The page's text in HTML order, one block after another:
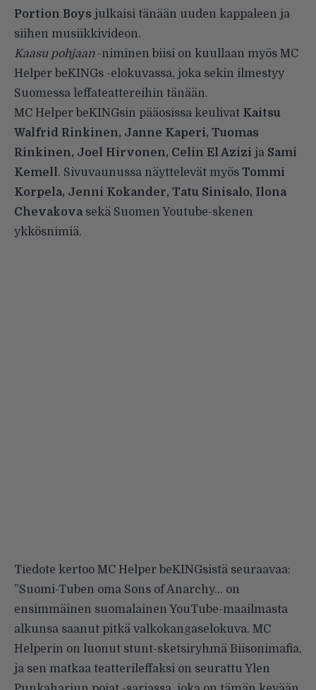
Portion Boys julkaisi tänään uuden kappaleen ja
siihen musiikkivideon.
Kaasu pohjaan-niminen biisi on kuullaan myös MC
Helper beKINGs -elokuvassa, joka sekin ilmestyy
Suomessa leffateattereihin tänään.
MC Helper beKINGsin pääosissa keulivat Kaitsu
Walfrid Rinkinen, Janne Kaperi, Tuomas
Rinkinen, Joel Hirvonen, Celin El Azizi ja Sami
Kemell . Sivuvaunussa näyttelevät myös Tommi
Korpela, Jenni Kokander, Tatu Sinisalo, Ilona
Chevakova sekä Suomen Youtube-skenen
ykkösnimiä.
Tiedote kertoo MC Helper beKINGsistä seuraavaa:
”Suomi-Tuben oma Sons of Anarchy… on
ensimmäinen suomalainen YouTube-maailmasta
alkunsa saanut pitkä valkokangaselokuva. MC
Helperin on luonut stunt-sketsiryhmä Biisonimafia,
ja sen matkaa teatterileffaksi on seurattu Ylen